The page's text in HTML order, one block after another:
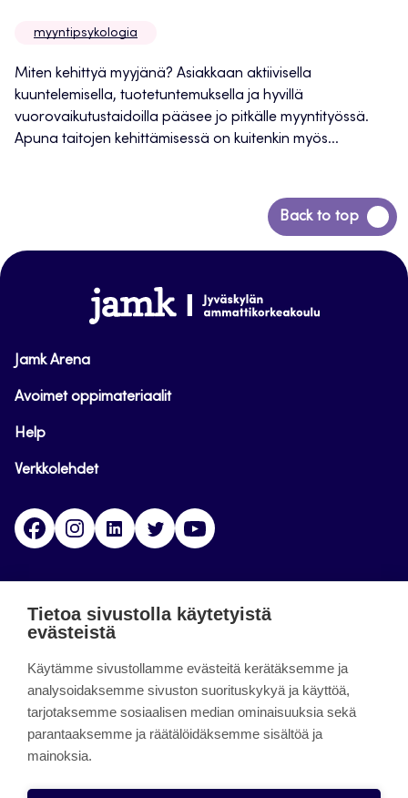
myyntipsykologia
Miten kehittyä myyjänä? Asiakkaan aktiivisella
kuuntelemisella, tuotetuntemuksella ja hyvillä
vuorovaikutustaidoilla pääsee jo pitkälle myyntityössä.
Apuna taitojen kehittämisessä on kuitenkin myös...
Back to top
Siirry
takaisin
www.jamk.fi
Jamk Arena
Avoimet oppimateriaalit
Help
Verkkolehdet
FacebookInstagramLinkedinTwitter
päättynyt 11.9.2023.
About the site
Käyttöehdot
Tietoa sivustolla käytetyistä
evästeistä
Käytämme sivustollamme evästeitä kerätäksemme ja
analysoidaksemme sivuston suorituskykyä ja käyttöä,
tarjotaksemme sosiaalisen median ominaisuuksia sekä
parantaaksemme ja räätälöidäksemme sisältöä ja
mainoksia.